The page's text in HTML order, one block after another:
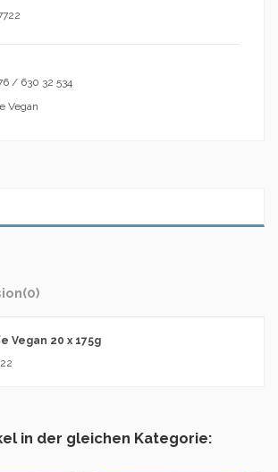
/ 630 32 534
Vegan
(0)
Vegan 20 x 175g
in der gleichen Kategorie: